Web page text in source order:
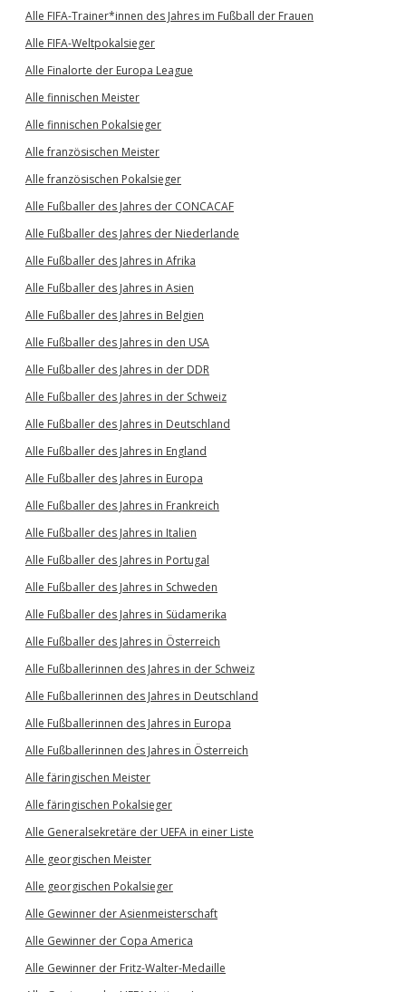
Alle FIFA-Trainer*innen des Jahres im Fußball der Frauen
Alle FIFA-Weltpokalsieger
Alle Finalorte der Europa League
Alle finnischen Meister
Alle finnischen Pokalsieger
Alle französischen Meister
Alle französischen Pokalsieger
Alle Fußballer des Jahres der CONCACAF
Alle Fußballer des Jahres der Niederlande
Alle Fußballer des Jahres in Afrika
Alle Fußballer des Jahres in Asien
Alle Fußballer des Jahres in Belgien
Alle Fußballer des Jahres in den USA
Alle Fußballer des Jahres in der DDR
Alle Fußballer des Jahres in der Schweiz
Alle Fußballer des Jahres in Deutschland
Alle Fußballer des Jahres in England
Alle Fußballer des Jahres in Europa
Alle Fußballer des Jahres in Frankreich
Alle Fußballer des Jahres in Italien
Alle Fußballer des Jahres in Portugal
Alle Fußballer des Jahres in Schweden
Alle Fußballer des Jahres in Südamerika
Alle Fußballer des Jahres in Österreich
Alle Fußballerinnen des Jahres in der Schweiz
Alle Fußballerinnen des Jahres in Deutschland
Alle Fußballerinnen des Jahres in Europa
Alle Fußballerinnen des Jahres in Österreich
Alle färingischen Meister
Alle färingischen Pokalsieger
Alle Generalsekretäre der UEFA in einer Liste
Alle georgischen Meister
Alle georgischen Pokalsieger
Alle Gewinner der Asienmeisterschaft
Alle Gewinner der Copa America
Alle Gewinner der Fritz-Walter-Medaille